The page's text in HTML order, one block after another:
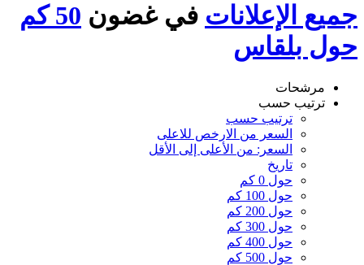
جميع الإعلانات في غضون
50 كم
حول بلقاس
مرشحات
ترتيب حسب
ترتيب حسب
السعر من الارخص للاعلى
السعر: من الأعلى إلى الأقل
تاريخ
حول 0 كم
حول 100 كم
حول 200 كم
حول 300 كم
حول 400 كم
حول 500 كم